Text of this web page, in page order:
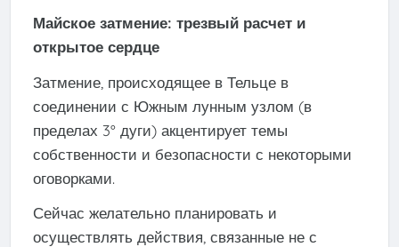
Майское затмение: трезвый расчет и
открытое сердце
Затмение, происходящее в Тельце в
соединении с Южным лунным узлом (в
пределах 3° дуги) акцентирует темы
собственности и безопасности с некоторыми
оговорками.
Сейчас желательно планировать и
осуществлять действия, связанные не с